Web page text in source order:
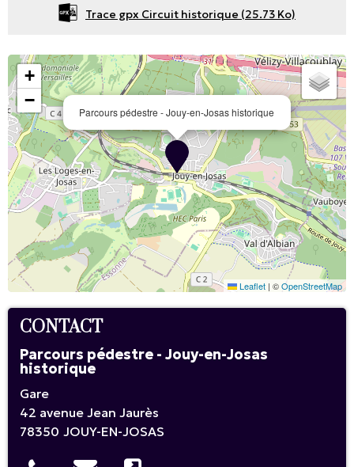
Trace gpx Circuit historique (25.73 Ko)
Parcours pédestre - Jouy-en-Josas historique
+
−
Leaflet | ©OpenStreetMap
CONTACT
Parcours pédestre - Jouy-en-Josas
historique
Gare
42 avenue Jean Jaurès
78350 JOUY-EN-JOSAS